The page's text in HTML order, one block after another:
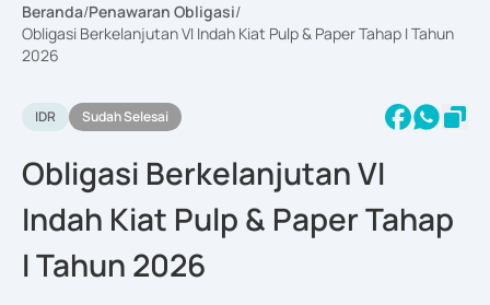
Beranda/Penawaran Obligasi/
Obligasi Berkelanjutan VI Indah Kiat Pulp & Paper Tahap I Tahun
2026
IDR Sudah Selesai
Obligasi Berkelanjutan VI
Indah Kiat Pulp & Paper Tahap
I Tahun 2026